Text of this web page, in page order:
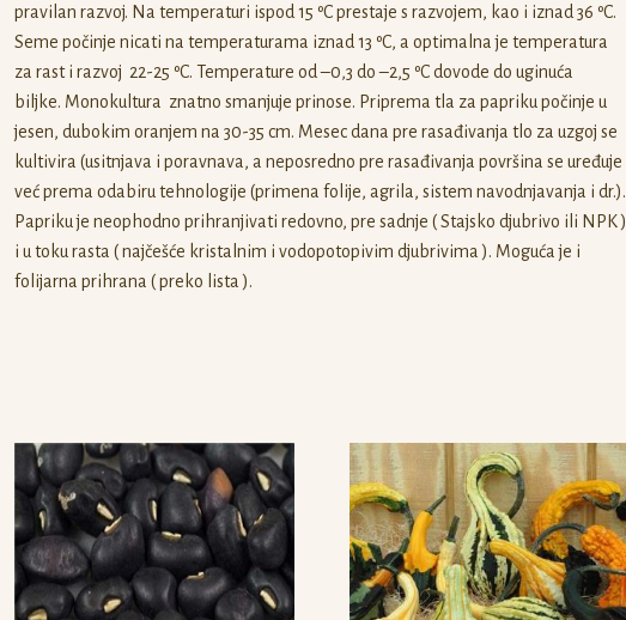
pravilan razvoj. Na temperaturi ispod 15 ºC prestaje s razvojem, kao i iznad 36 ºC.
Seme počinje nicati na temperaturama iznad 13 ºC, a optimalna je temperatura
za rast i razvoj 22-25 ºC. Temperature od –0,3 do –2,5 ºC dovode do uginuća
biljke. Monokultura znatno smanjuje prinose. Priprema tla za papriku počinje u
jesen, dubokim oranjem na 30-35 cm. Mesec dana pre rasađivanja tlo za uzgoj se
kultivira (usitnjava i poravnava, a neposredno pre rasađivanja površina se uređuje
već prema odabiru tehnologije (primena folije, agrila, sistem navodnjavanja i dr.).
Papriku je neophodno prihranjivati redovno, pre sadnje ( Stajsko djubrivo ili NPK )
i u toku rasta ( najčešće kristalnim i vodopotopivim djubrivima ). Moguća je i
folijarna prihrana ( preko lista ).